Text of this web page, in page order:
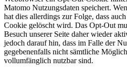
Matomo Nutzungsdaten speichert.
hat dies allerdings zur Folge, dass
Cookie gelöscht wird. Das Opt-Out
Besuch unserer Seite daher wieder
jedoch darauf hin, dass im Falle der
gegebenenfalls nicht sämtliche
vollumfänglich nutzbar sind.